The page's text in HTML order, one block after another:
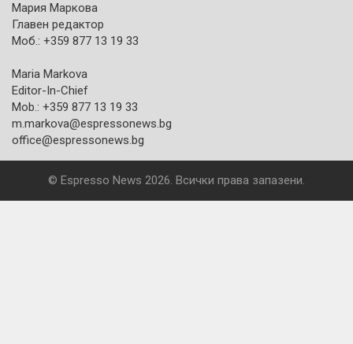
Мария Маркова
Главен редактор
Моб.: +359 877 13 19 33
Maria Markova
Editor-In-Chief
Mob.: +359 877 13 19 33
m.markova@espressonews.bg
office@espressonews.bg
© Espresso News 2026. Всички права запазени.